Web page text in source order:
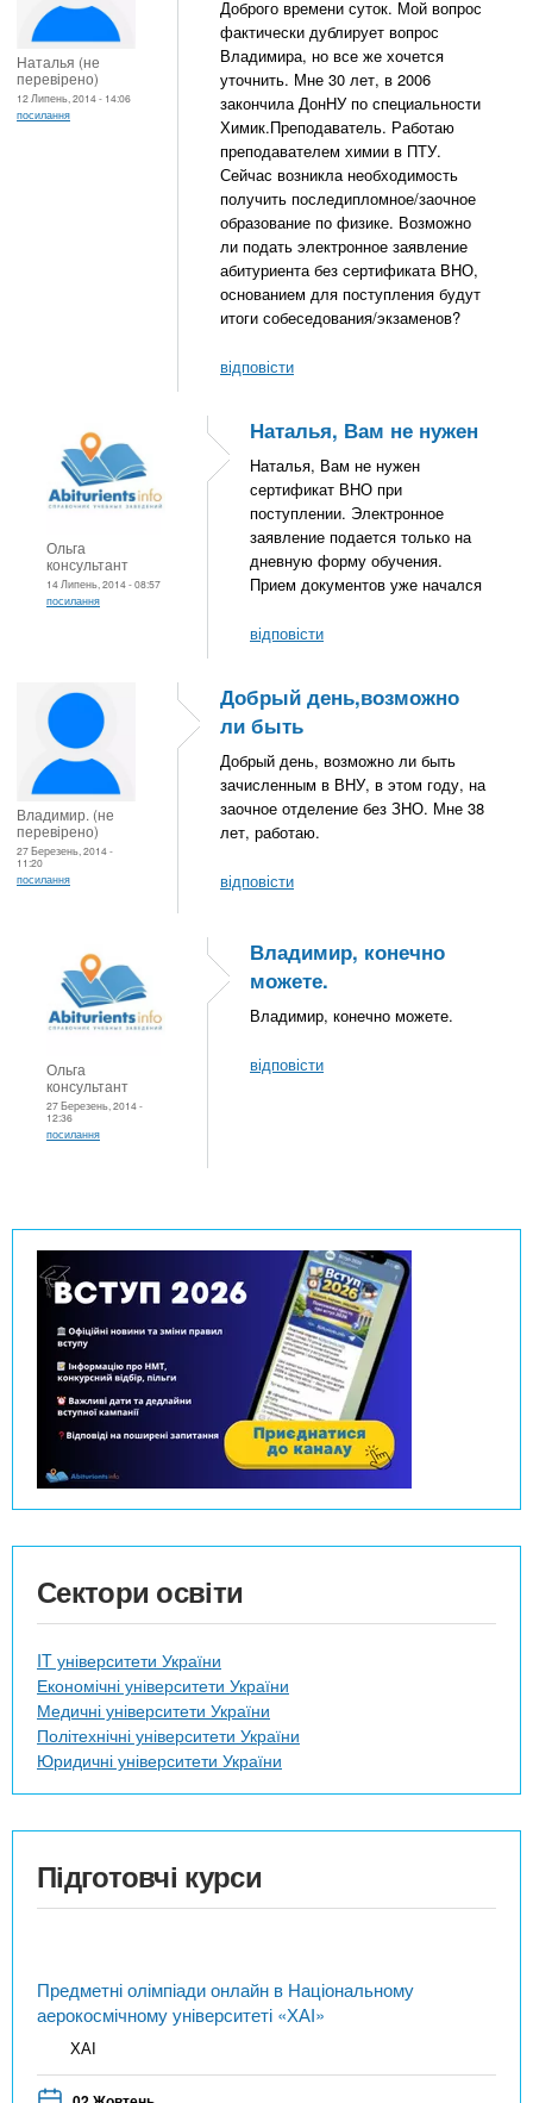
Наталья (не
перевірено)
12 Липень, 2014 - 14:06
посилання
Доброго времени суток. Мой вопрос
фактически дублирует вопрос
Владимира, но все же хочется
уточнить. Мне 30 лет, в 2006
закончила ДонНУ по специальности
Химик.Преподаватель. Работаю
преподавателем химии в ПТУ.
Сейчас возникла необходимость
получить последипломное/заочное
образование по физике. Возможно
ли подать электронное заявление
абитуриента без сертификата ВНО,
основанием для поступления будут
итоги собеседования/экзаменов?
відповісти
Ольга
консультант
14 Липень, 2014 - 08:57
посилання
Наталья, Вам не нужен
Наталья, Вам не нужен
сертификат ВНО при
поступлении. Электронное
заявление подается только на
дневную форму обучения.
Прием документов уже начался
відповісти
Владимир. (не
перевірено)
27 Березень, 2014 -
11:20
посилання
Добрый день,возможно
ли быть
Добрый день, возможно ли быть
зачисленным в ВНУ, в этом году, на
заочное отделение без ЗНО. Мне 38
лет, работаю.
відповісти
Ольга
консультант
27 Березень, 2014 -
12:36
посилання
Владимир, конечно
можете.
Владимир, конечно можете.
відповісти
Сектори освіти
IT університети України
Економічні університети України
Медичні університети України
Політехнічні університети України
Юридичні університети України
Підготовчі курси
Предметні олімпіади онлайн в Національному
аерокосмічному університеті «ХАІ»
ХАІ